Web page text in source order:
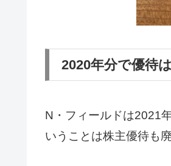
2020年分で優待
N・フィールドは2021
いうことは株主優待も